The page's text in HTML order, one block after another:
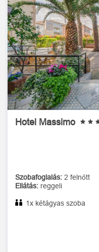
Hotel Massimo
Szobafoglalás: 2 felnőtt
Ellátás: reggeli
1x kétágyas szoba